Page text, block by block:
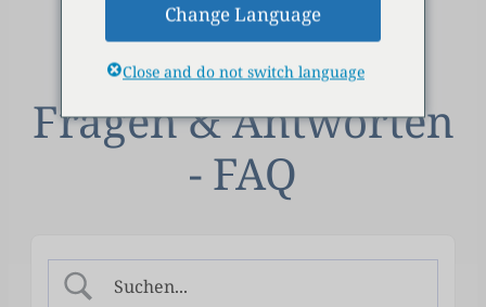
Fragen & Antworten
- FAQ
Change Language
Close and do not switch language